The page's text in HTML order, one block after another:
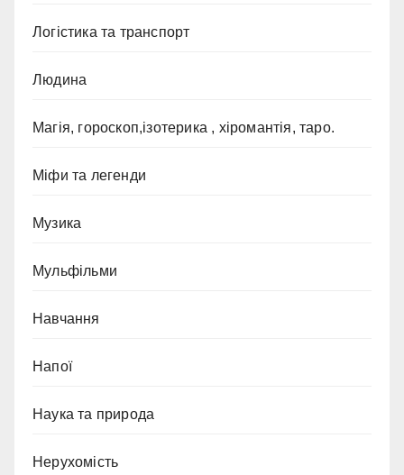
Логістика та транспорт
Людина
Магія, гороскоп,ізотерика , хіромантія, таро.
Міфи та легенди
Музика
Мульфільми
Навчання
Напої
Наука та природа
Нерухомість